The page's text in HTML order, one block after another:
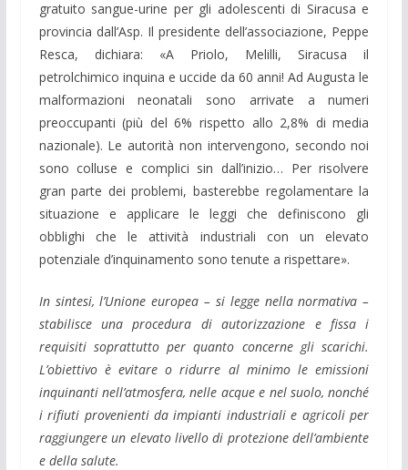
gratuito sangue-urine per gli adolescenti di Siracusa e
provincia dall’Asp. Il presidente dell’associazione, Peppe
Resca, dichiara: «A Priolo, Melilli, Siracusa il
petrolchimico inquina e uccide da 60 anni! Ad Augusta le
malformazioni neonatali sono arrivate a numeri
preoccupanti (più del 6% rispetto allo 2,8% di media
nazionale). Le autorità non intervengono, secondo noi
sono colluse e complici sin dall’inizio… Per risolvere
gran parte dei problemi, basterebbe regolamentare la
situazione e applicare le leggi che definiscono gli
obblighi che le attività industriali con un elevato
potenziale d’inquinamento sono tenute a rispettare».
In sintesi, l’Unione europea – si legge nella normativa –
stabilisce una procedura di autorizzazione e fissa i
requisiti soprattutto per quanto concerne gli scarichi.
L’obiettivo è evitare o ridurre al minimo le emissioni
inquinanti nell’atmosfera, nelle acque e nel suolo, nonché
i rifiuti provenienti da impianti industriali e agricoli per
raggiungere un elevato livello di protezione dell’ambiente
e della salute.